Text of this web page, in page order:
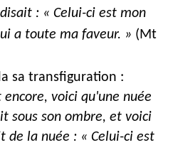
: « Celui-ci est mon
a toute ma faveur. » (Mt
sa transfiguration :
voici qu'une nuée
sous son ombre, et voici
de la nuée : « Celui-ci est